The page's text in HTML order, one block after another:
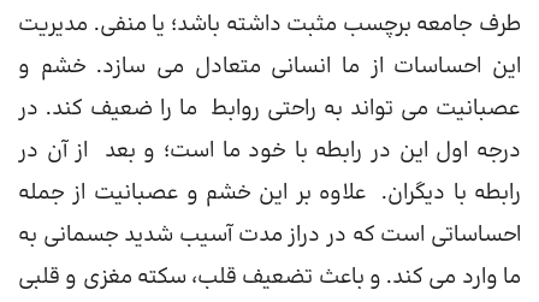
طرف جامعه برچسب مثبت داشته باشد؛ یا منفی. مدیریت
این احساسات از ما انسانی متعادل می سازد. خشم و
عصبانیت می تواند به راحتی روابط ما را ضعیف کند. در
درجه اول این در رابطه با خود ما است؛ و بعد از آن در
رابطه با دیگران. علاوه بر این خشم و عصبانیت از جمله
احساساتی است که در دراز مدت آسیب شدید جسمانی به
ما وارد می کند. و باعث تضعیف قلب، سکته مغزی و قلبی